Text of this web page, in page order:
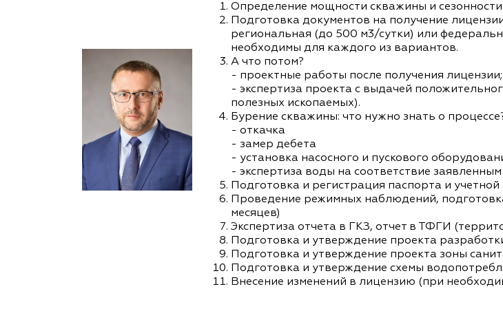
Определение мощности скважины и сезонности
Подготовка документов на получение
региональная (до 500 м3/сутки) или
необходимы для каждого из вариантов.
А что потом?
- проектные работы после получения лицензии;
- экспертиза проекта с выдачей
полезных ископаемых).
Бурение скважины: что нужно знать о
- откачка
- замер дебета
- установка насосного и пускового
- экспертиза воды на соответствие
Подготовка и регистрация паспорта и
Проведение режимных наблюдений,
месяцев)
Экспертиза отчета в ГКЗ, отчет в ТФГИ
Подготовка и утверждение проекта
Подготовка и утверждение проекта зоны
Подготовка и утверждение схемы
Внесение изменений в лицензию (при